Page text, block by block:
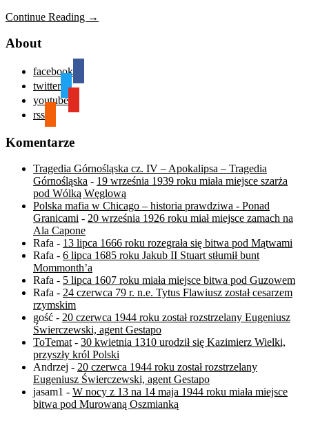
Continue Reading →
About
facebook
twitter
youtube
rss
Komentarze
Tragedia Górnośląska cz. IV – Apokalipsa – Tragedia
Górnośląska - 19 września 1939 roku miała miejsce szarża
pod Wólką Węglową
Polska mafia w Chicago – historia prawdziwa - Ponad
Granicami - 20 września 1926 roku miał miejsce zamach na
Ala Capone
Rafa - 13 lipca 1666 roku rozegrała się bitwa pod Mątwami
Rafa - 6 lipca 1685 roku Jakub II Stuart stłumił bunt
Mommonth’a
Rafa - 5 lipca 1607 roku miała miejsce bitwa pod Guzowem
Rafa - 24 czerwca 79 r. n.e. Tytus Flawiusz został cesarzem
rzymskim
gość - 20 czerwca 1944 roku został rozstrzelany Eugeniusz
Świerczewski, agent Gestapo
ToTemat- 30 kwietnia 1310 urodził się Kazimierz Wielki,
przyszły król Polski
Andrzej - 20 czerwca 1944 roku został rozstrzelany
Eugeniusz Świerczewski, agent Gestapo
jasam1 - W nocy z 13 na 14 maja 1944 roku miała miejsce
bitwa pod Murowaną Oszmianką